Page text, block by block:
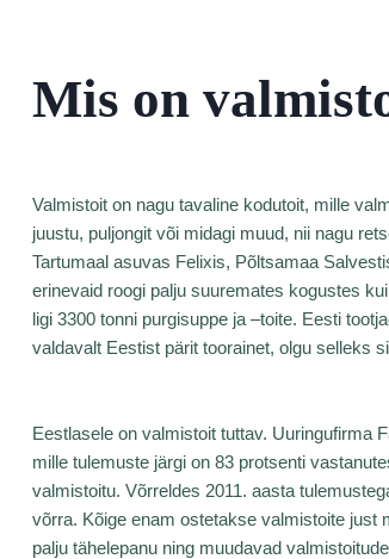
Mis on
Valmistoit on nagu tavaline kodutoit, mille
juustu, puljongit või midagi muud, nii nagu
Tartumaal asuvas Felixis, Põltsamaa
erinevaid roogi palju suuremates kogustes
ligi 3300 tonni purgisuppe ja –toite. Eesti
valdavalt Eestist pärit toorainet, olgu selleks
Eestlasele on valmistoit tuttav. Uuringufirma
mille tulemuste järgi on 83 protsenti
valmistoitu. Võrreldes 2011. aasta
võrra. Kõige enam ostetakse valmistoite just
palju tähelepanu ning muudavad